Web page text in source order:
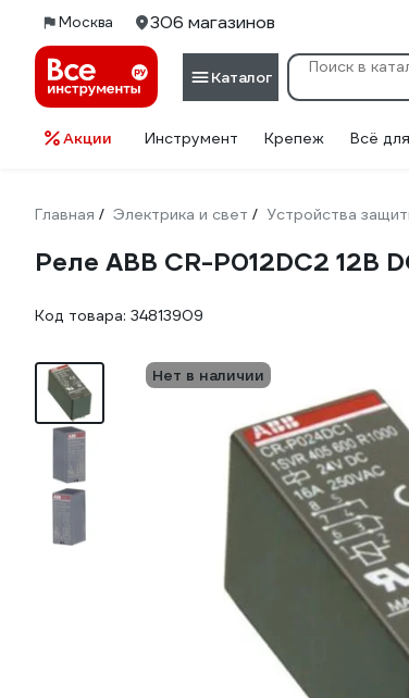
Москва 306 магазинов
Каталог
Акции Инструмент Крепеж Всё
Главная / Электрика и свет / Устройства
Реле ABB CR-P012DC2 12B
Код товара: 34813909
Нет в наличии